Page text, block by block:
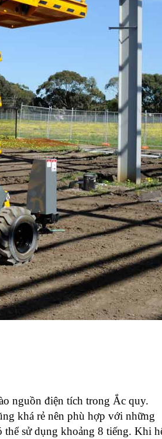
nguồn điện tích trong Ắc quy.
khá rẻ nên phù hợp với những
sử dụng khoảng 8 tiếng. Khi